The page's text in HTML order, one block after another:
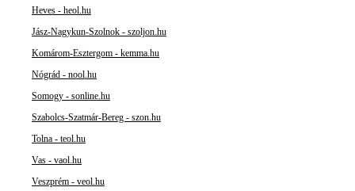
Heves - heol.hu
Jász-Nagykun-Szolnok - szoljon.hu
Komárom-Esztergom - kemma.hu
Nógrád - nool.hu
Somogy - sonline.hu
Szabolcs-Szatmár-Bereg - szon.hu
Tolna - teol.hu
Vas - vaol.hu
Veszprém - veol.hu